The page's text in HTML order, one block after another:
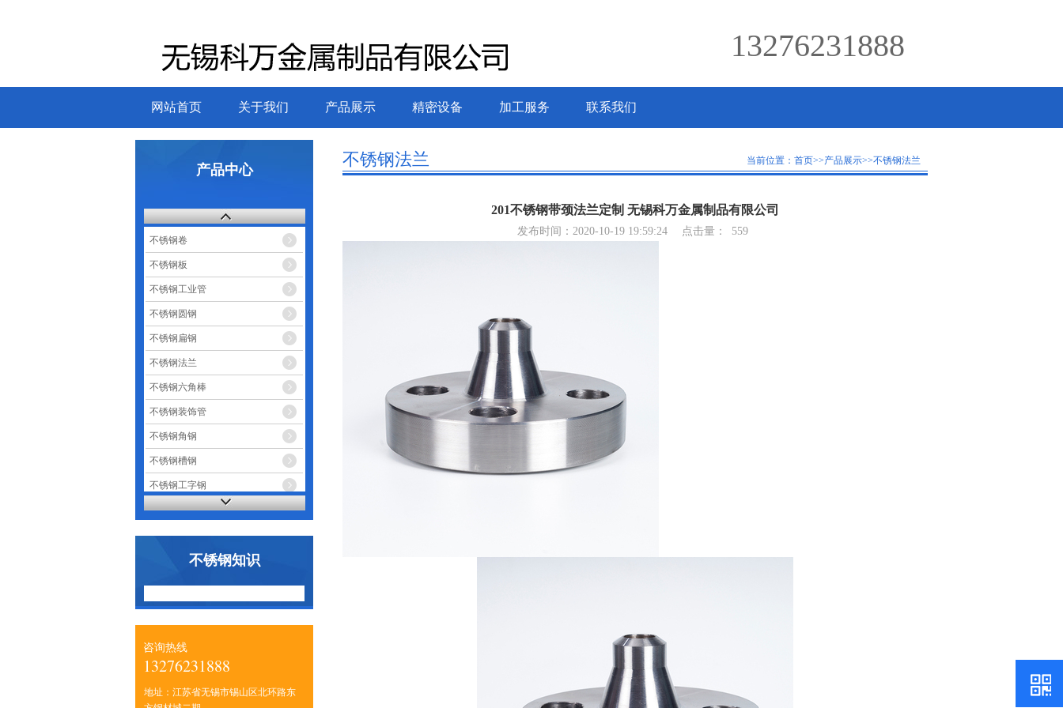
13276231888
网站首页 关于我们 产品展示 精密设备 加工服务 联系我们
产品中心
不锈钢卷
不锈钢板
不锈钢工业管
不锈钢圆钢
不锈钢扁钢
不锈钢法兰
不锈钢六角棒
不锈钢装饰管
不锈钢角钢
不锈钢槽钢
不锈钢工字钢
不锈钢知识
咨询热线
13276231888
地址：江苏省无锡市锡山区北环路东
不锈钢法兰 当前位置： 首页>>产品展示>>不锈钢法兰
201不锈钢带颈法兰定制 无锡科万金属制品有限公司
发布时间：2020-10-19 19:59:24 点击量： 559